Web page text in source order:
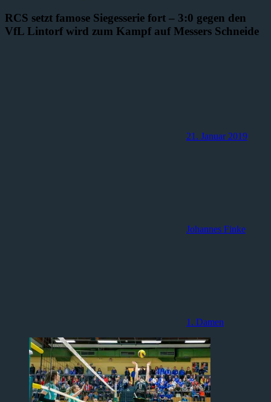
RCS setzt famose Siegesserie fort – 3:0 gegen den
VfL Lintorf wird zum Kampf auf Messers Schneide
21. Januar 2019
Johannes Finke
1. Damen